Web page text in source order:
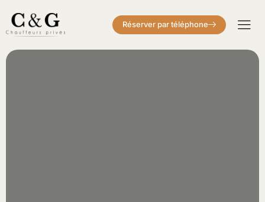
Réserver par téléphone